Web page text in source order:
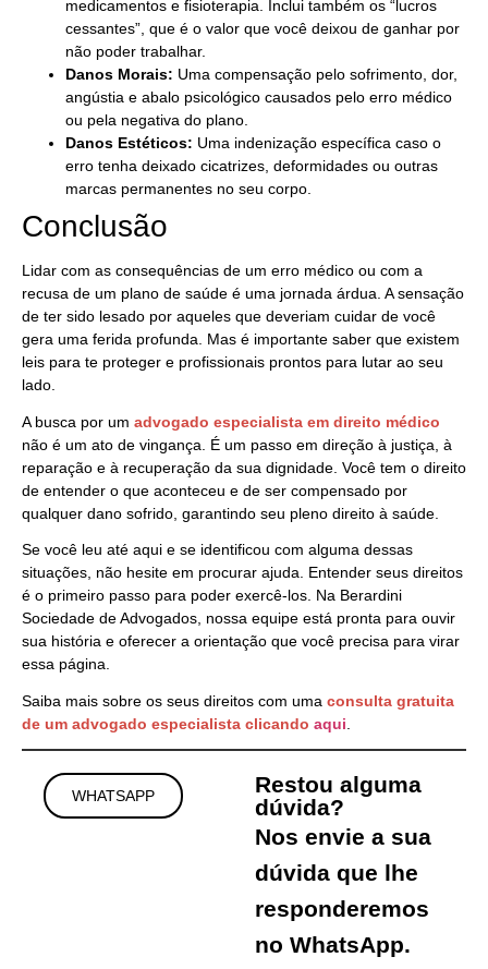
medicamentos e fisioterapia. Inclui também os “lucros
cessantes”, que é o valor que você deixou de ganhar por
não poder trabalhar.
Danos Morais: Uma compensação pelo sofrimento, dor,
angústia e abalo psicológico causados pelo erro médico
ou pela negativa do plano.
Danos Estéticos: Uma indenização específica caso o
erro tenha deixado cicatrizes, deformidades ou outras
marcas permanentes no seu corpo.
Conclusão
Lidar com as consequências de um erro médico ou com a
recusa de um plano de saúde é uma jornada árdua. A sensação
de ter sido lesado por aqueles que deveriam cuidar de você
gera uma ferida profunda. Mas é importante saber que existem
leis para te proteger e profissionais prontos para lutar ao seu
lado.
A busca por um advogado especialista em direito médico
não é um ato de vingança. É um passo em direção à justiça, à
reparação e à recuperação da sua dignidade. Você tem o direito
de entender o que aconteceu e de ser compensado por
qualquer dano sofrido, garantindo seu pleno direito à saúde.
Se você leu até aqui e se identificou com alguma dessas
situações, não hesite em procurar ajuda. Entender seus direitos
é o primeiro passo para poder exercê-los. Na Berardini
Sociedade de Advogados, nossa equipe está pronta para ouvir
sua história e oferecer a orientação que você precisa para virar
essa página.
Saiba mais sobre os seus direitos com uma consulta gratuita
de um advogado especialista clicando aqui
WHATSAPP
Restou alguma
dúvida?
Nos envie a sua
dúvida que lhe
responderemos
no WhatsApp.